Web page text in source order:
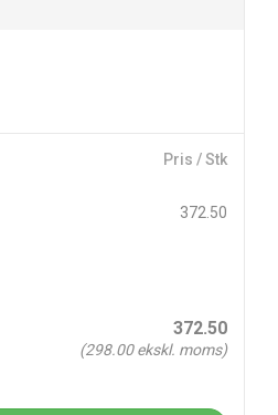
Pris / Stk
372.50
372.50
(298.00ekskl. moms)